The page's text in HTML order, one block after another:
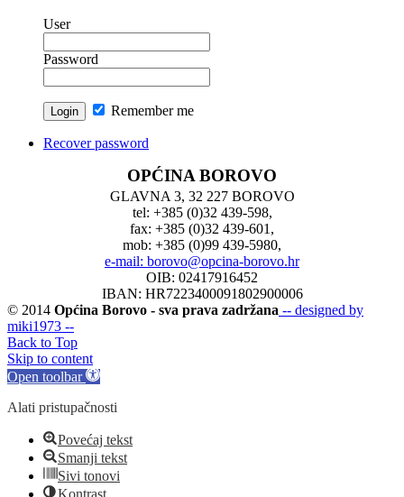
User
Password
Remember me
Recover password
OPĆINA BOROVO
GLAVNA 3, 32 227 BOROVO
tel: +385 (0)32 439-598,
fax: +385 (0)32 439-601,
mob: +385 (0)99 439-5980,
e-mail: borovo@opcina-borovo.hr
OIB: 02417916452
IBAN: HR7223400091802900006
© 2014 Općina Borovo - sva prava zadržana -- designed by
miki1973 --
Back to Top
Skip to content
Open toolbar
Alati pristupačnosti
Povećaj tekst
Smanji tekst
Sivi tonovi